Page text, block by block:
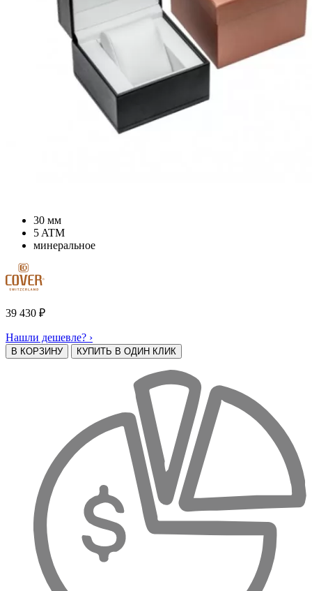
30 мм
5 ATM
минеральное
39 430 ₽
Нашли дешевле? ›
В КОРЗИНУ КУПИТЬ В ОДИН КЛИК